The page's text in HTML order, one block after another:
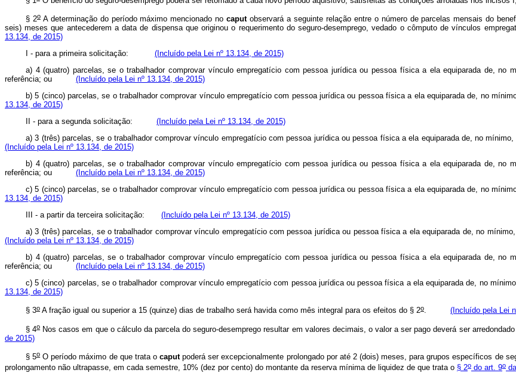
§ 2oA determinação do período máximo mencionado nocaput observará a seguinte relação entre o número de parcelas mensais do
seis) meses que antecederem a data de dispensa que originou o requerimento do seguro-desemprego, vedado o cômputo de vínculos
13.134, de 2015)
I - para a primeira solicitação: (Incluído pela Lei nº 13.134, de 2015)
a) 4 (quatro) parcelas, se o trabalhador comprovar vínculo empregatício com pessoa jurídica ou pessoa física a ela equiparada de,
referência; ou (Incluído pela Lei nº 13.134, de 2015)
b) 5 (cinco) parcelas, se o trabalhador comprovar vínculo empregatício com pessoa jurídica ou pessoa física a ela equiparada de, no
13.134, de 2015)
II - para a segunda solicitação: (Incluído pela Lei nº 13.134, de 2015)
a) 3 (três) parcelas, se o trabalhador comprovar vínculo empregatício com pessoa jurídica ou pessoa física a ela equiparada de, no
(Incluído pela Lei nº 13.134, de 2015)
b) 4 (quatro) parcelas, se o trabalhador comprovar vínculo empregatício com pessoa jurídica ou pessoa física a ela equiparada de,
referência; ou (Incluído pela Lei nº 13.134, de 2015)
c) 5 (cinco) parcelas, se o trabalhador comprovar vínculo empregatício com pessoa jurídica ou pessoa física a ela equiparada de, no
13.134, de 2015)
III - a partir da terceira solicitação: (Incluído pela Lei nº 13.134, de 2015)
a) 3 (três) parcelas, se o trabalhador comprovar vínculo empregatício com pessoa jurídica ou pessoa física a ela equiparada de, no
(Incluído pela Lei nº 13.134, de 2015)
b) 4 (quatro) parcelas, se o trabalhador comprovar vínculo empregatício com pessoa jurídica ou pessoa física a ela equiparada de,
referência; ou (Incluído pela Lei nº 13.134, de 2015)
c) 5 (cinco) parcelas, se o trabalhador comprovar vínculo empregatício com pessoa jurídica ou pessoa física a ela equiparada de, no
13.134, de 2015)
§ 3o A fração igual ou superior a 15 (quinze) dias de trabalho será havida como mês integral para os efeitos do § 2o. (Incluído pela Lei
§ 4oNos casos em que o cálculo da parcela do seguro-desemprego resultar em valores decimais, o valor a ser pago deverá ser
de 2015)
§ 5oO período máximo de que trata ocaput poderá ser excepcionalmente prolongado por até 2 (dois) meses, para grupos específicos de
prolongamento não ultrapasse, em cada semestre, 10% (dez por cento) do montante da reserva mínima de liquidez de que trata o § 2o do art. 9o